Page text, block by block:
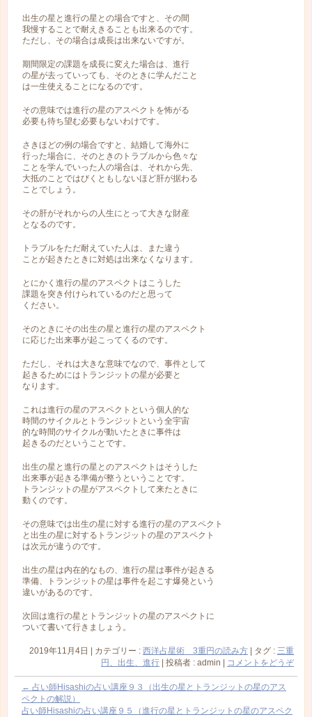
出生の星と進行の星との場合ですと、その間
我慢することで耐えきることも出来るのです。
ただし、その場合は成長は出来ないですが。
期間限定の課題を成長に変えた場合は、進行
の星が去っていっても、そのときに学んだこと
は一生使えることになるのです。
その意味では進行の星のアスペクトを怖がる
必要も待ち望む必要もないわけです。
さきほどの例の場合ですと、結婚して海外に
行った場合に、そのときのトラブルから色々な
ことを学んでいった人の場合は、それから先、
大抵のことではびくともしないほど肝が据わる
ことでしょう。
その肝がそれからの人生にとって大きな財産
となるのです。
トラブルをただ耐えていた人は、また違う
ことが起きたときに対処は出来なくなります。
とにかく進行の星のアスペクトはこうした
課題を突き付けられているのだと思って
ください。
そのときにその出生の星と進行の星のアスペクト
に応じた出来事が起こってくるのです。
ただし、それは大きな意味でなので、事件として
起きるためにはトランジットの星が必要と
なります。
これは進行の星のアスペクトという個人的な
時間のサイクルとトランジットという全宇宙
的な時間のサイクルが動いたときに事件は
起きるのだということです。
出生の星と進行の星とのアスペクトはそうした
出来事が起きる準備が整うということです。
トランジットの星がアスペクトして来たときに
動くのです。
その意味では出生の星に対する進行の星のアスペクト
と出生の星に対するトランジットの星のアスペクト
は次元が違うのです。
出生の星は内在的なもの、進行の星は事件が起きる
準備、トランジットの星は事件を起こす爆発という
違いがあるのです。
次回は進行の星とトランジットの星のアスペクトに
ついて書いて行きましょう。
2019年11月4日 カテゴリー : 西洋占星術 3重円の読み方 タグ : 三重
円、出生、進行
投稿者 : admin コメントをどうぞ
← 占い師Hisashiの占い講座９３（出生の星とトランジットの星のアス
ペクトの解説）
占い師Hisashiの占い講座９５（進行の星とトランジットの星のアスペク